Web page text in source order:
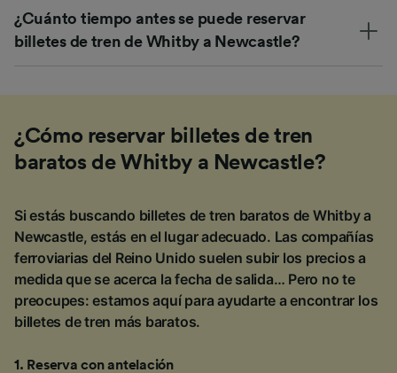
¿Cuánto tiempo antes se puede reservar
billetes de tren de Whitby a Newcastle?
¿Cómo reservar billetes de tren
baratos de Whitby a Newcastle?
Si estás buscando billetes de tren baratos de Whitby a
Newcastle, estás en el lugar adecuado. Las compañías
ferroviarias del Reino Unido suelen subir los precios a
medida que se acerca la fecha de salida… Pero no te
preocupes: estamos aquí para ayudarte a encontrar los
billetes de tren más baratos.
1 . Reserva con antelación